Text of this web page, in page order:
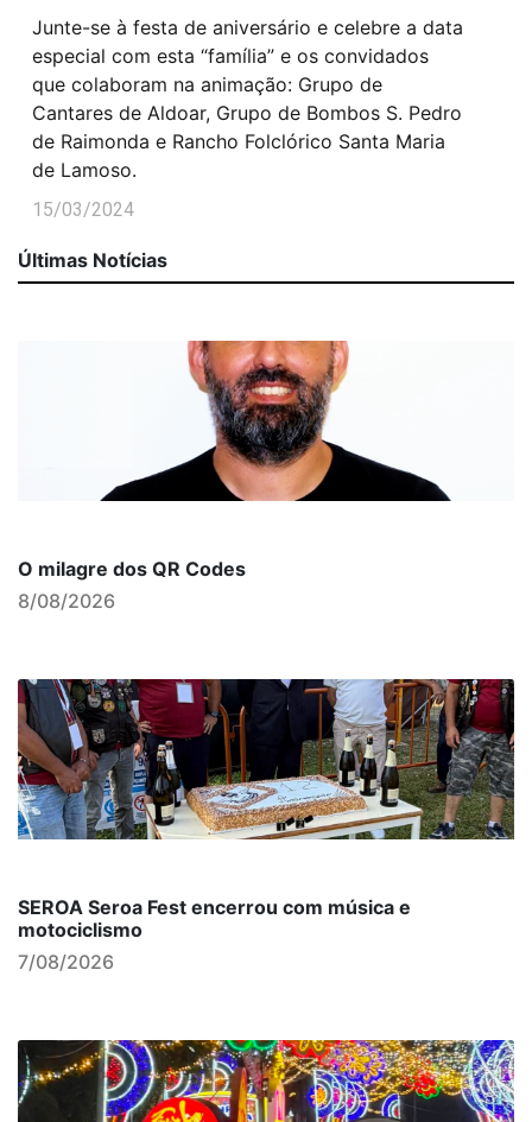
Junte-se à festa de aniversário e celebre a data
especial com esta “família” e os convidados
que colaboram na animação: Grupo de
Cantares de Aldoar, Grupo de Bombos S. Pedro
de Raimonda e Rancho Folclórico Santa Maria
de Lamoso.
15/03/2024
Últimas Notícias
O milagre dos QR Codes
8/08/2026
SEROA Seroa Fest encerrou com música e
motociclismo
7/08/2026